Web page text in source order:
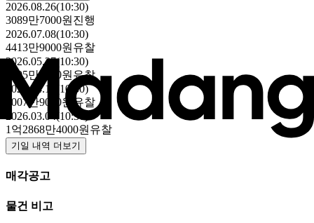
2026.08.26(10:30)
3089만7000원 진행
2026.07.08(10:30)
4413만9000원 유찰
2026.05.27(10:30)
6305만5000원 유찰
2026.04.15(10:30)
9007만9000원
유찰
2026.03.04(10:30)
1억2868만4000원 유찰
기일 내역 더보기
매각공고
물건 비고